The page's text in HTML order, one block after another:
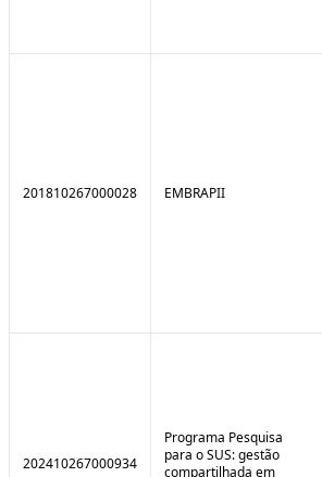
201810267000028 EMBRAPII
202410267000934
Programa Pesquisa
para o SUS: gestão
compartilhada em